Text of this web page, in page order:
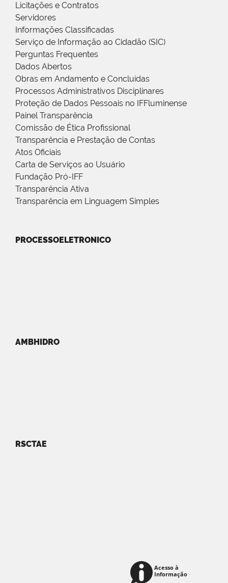
Licitações e Contratos
Servidores
Informações Classificadas
Serviço de Informação ao Cidadão (SIC)
Perguntas Frequentes
Dados Abertos
Obras em Andamento e Concluídas
Processos Administrativos Disciplinares
Proteção de Dados Pessoais no IFFluminense
Painel Transparência
Comissão de Ética Profissional
Transparência e Prestação de Contas
Atos Oficiais
Carta de Serviços ao Usuário
Fundação Pró-IFF
Transparência Ativa
Transparência em Linguagem Simples
PROCESSOELETRONICO
AMBHIDRO
RSCTAE